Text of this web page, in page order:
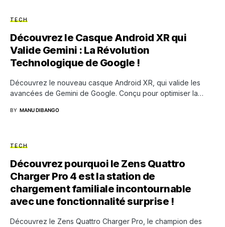
TECH
Découvrez le Casque Android XR qui
Valide Gemini : La Révolution
Technologique de Google !
Découvrez le nouveau casque Android XR, qui valide les
avancées de Gemini de Google. Conçu pour optimiser la…
BY MANU DIBANGO
TECH
Découvrez pourquoi le Zens Quattro
Charger Pro 4 est la station de
chargement familiale incontournable
avec une fonctionnalité surprise !
Découvrez le Zens Quattro Charger Pro, le champion des